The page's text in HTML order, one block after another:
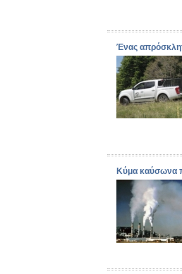
Ένας
Κύμα καύσωνα